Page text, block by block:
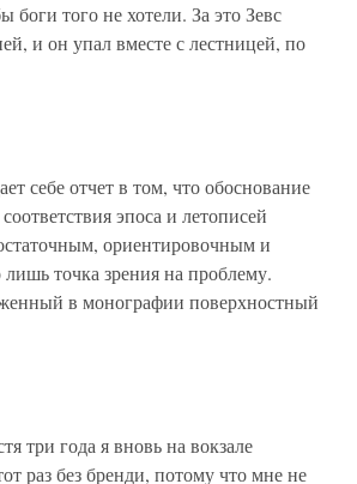
боги того не хотели. За это Зевс
и он упал вместе с лестницей, по
себе отчет в том, что обоснование
эпоса и летописей
ориентировочным и
точка зрения на проблему.
в монографии поверхностный
три года я вновь на вокзале
раз без бренди, потому что мне не